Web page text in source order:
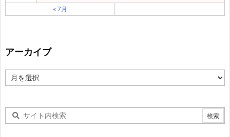
« 7月
アーカイブ
ー